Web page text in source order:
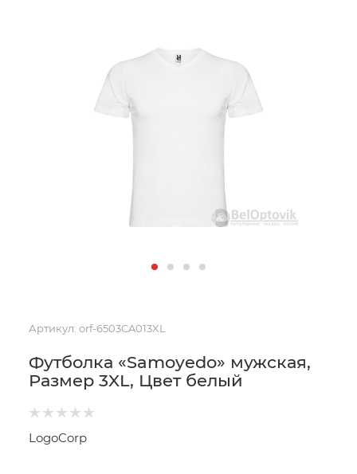
Артикул: orf-6503CA013XL
Футболка «Samoyedo» мужская,
Размер 3XL, Цвет белый
LogoCorp